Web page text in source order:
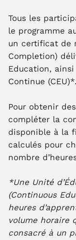
Tous les
le programme
un certificat de
Completion)
Education, ainsi
Continue (CEU)*.
Pour obtenir
compléter la
disponible à la
calculés pour
nombre
*Une Unité
(Continuous
heures
volume horaire
consacré à un